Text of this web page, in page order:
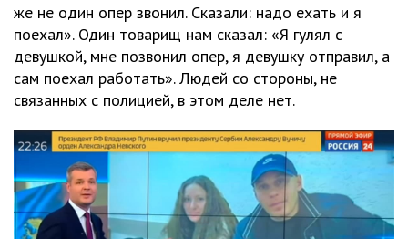
же не один опер звонил. Сказали: надо ехать и я
поехал». Один товарищ нам сказал: «Я гулял с
девушкой, мне позвонил опер, я девушку отправил, а
сам поехал работать». Людей со стороны, не
связанных с полицией, в этом деле нет.